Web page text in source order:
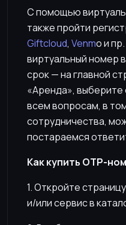
С помощью
также пройти
Giftcloud, Venmo и
виртуальный номер
срок — на главной
«Аренда», выберите
всем вопросам, в
сотрудничества,
постараемся
Как купить OTP-
1. Откройте страницу
и/или сервис в